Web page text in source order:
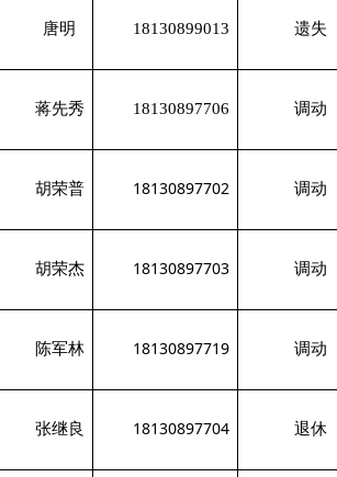
唐明 18130899013 遗失
蒋先秀 18130897706 调动
胡荣普 18130897702 调动
胡荣杰 18130897703 调动
陈军林 18130897719 调动
张继良 18130897704 退休